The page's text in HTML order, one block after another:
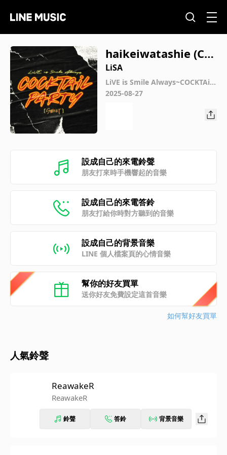
haikeiwatashie (CO
CKTAiL PARTY [SWEE
T] Live Version)
LiSA
LiVE is Smile Always~COCKTAiL
PARTY~ [SWEET] at Yoyogi Nati
2025-08-27
設成自己的來電鈴聲
朋友打來時手機響起的音樂
設成自己的來電答鈴
朋友打給你時對方聽到的音樂
設成自己的背景音樂
LINE 個人檔案頁的心情音樂
幫你的好友買單
送你好友免費設定這首音樂
如何幫好友買單
人氣鈴聲
ReawakeR
ReawakeR
鈴聲 答鈴 背景音樂